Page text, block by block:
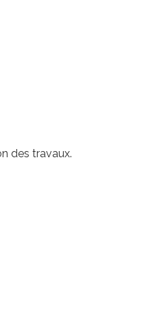
des travaux.